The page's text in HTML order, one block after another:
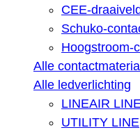
CEE-
Schuko-
Hoogstroom-
Alle
Alle ledverlichting
LINEAIR LINE
UTILITY LINE